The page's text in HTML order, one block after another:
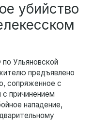
убийство
Ульяновской
предъявлено
сопряженное с
причинением
нападение,